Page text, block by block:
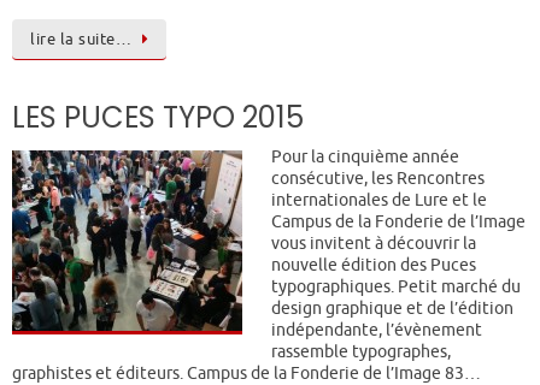
lire la suite…
LES PUCES TYPO 2015
Pour la cinquième année
consécutive, les Rencontres
internationales de Lure et le
Campus de la Fonderie de l’Image
vous invitent à découvrir la
nouvelle édition des Puces
typographiques. Petit marché du
design graphique et de l’édition
indépendante, l’évènement
rassemble typographes,
graphistes et éditeurs. Campus de la Fonderie de l’Image 83…